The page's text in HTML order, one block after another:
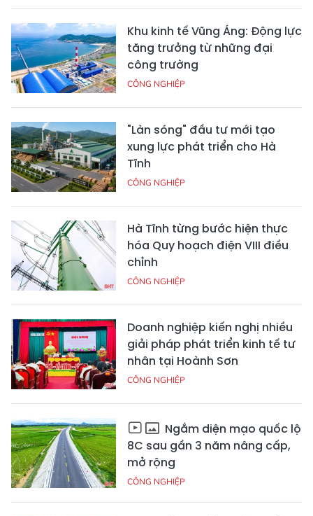
Khu kinh tế Vũng Áng: Động lực
tăng trưởng từ những đại
công trường
CÔNG NGHIỆP
"Làn sóng" đầu tư mới tạo
xung lực phát triển cho Hà
Tĩnh
CÔNG NGHIỆP
Hà Tĩnh từng bước hiện thực
hóa Quy hoạch điện VIII điều
chỉnh
CÔNG NGHIỆP
Doanh nghiệp kiến nghị nhiều
giải pháp phát triển kinh tế tư
nhân tại Hoành Sơn
CÔNG NGHIỆP
Ngắm diện mạo quốc lộ
8C sau gần 3 năm nâng cấp,
mở rộng
CÔNG NGHIỆP